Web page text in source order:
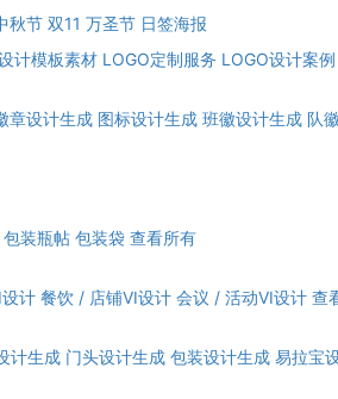
秋节 双11 万圣节 日签海报
计模板素材 LOGO定制服务 LOGO设计案例
章设计生成 图标设计生成 班徽设计生成 队
包装瓶帖 包装袋 查看所有
计 餐饮 / 店铺VI设计 会议 / 活动VI设计 查
计生成 门头设计生成 包装设计生成 易拉宝